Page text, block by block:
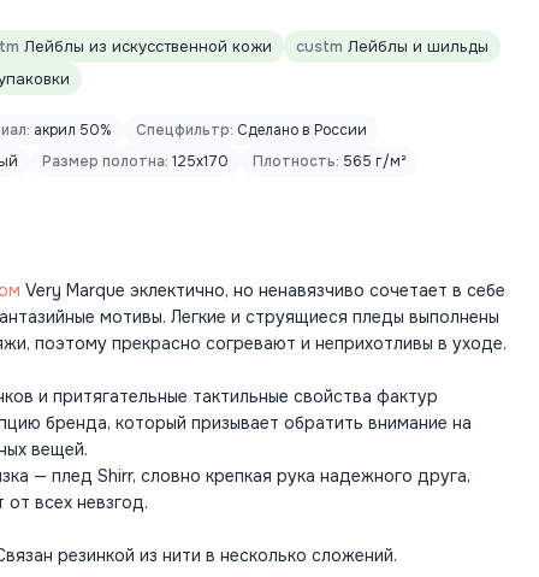
Лейблы из искусственной кожи custm Лейблы и шильды
акрил 50% Спецфильтр: Сделано в России
Размер полотна: 125x170 Плотность: 565 г/м²
Very Marque эклектично, но ненавязчиво сочетает в себе
мотивы. Легкие и струящиеся пледы выполнены
поэтому прекрасно согревают и неприхотливы в уходе.
и притягательные тактильные свойства фактур
бренда, который призывает обратить внимание на
вещей.
— плед Shirr, словно крепкая рука надежного друга,
всех невзгод.
резинкой из нити в несколько сложений.